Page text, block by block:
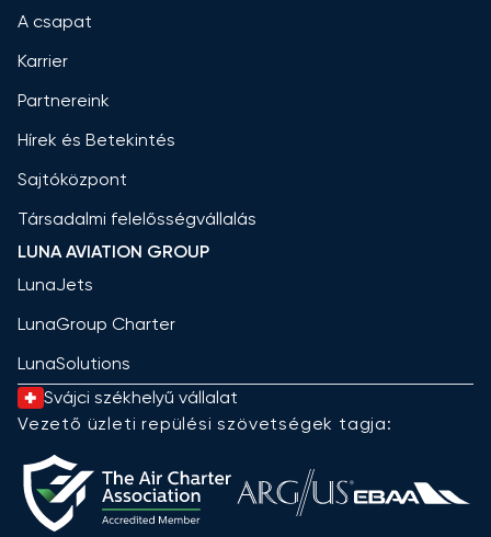
A csapat
Karrier
Partnereink
Hírek és Betekintés
Sajtóközpont
Társadalmi felelősségvállalás
LUNA AVIATION GROUP
LunaJets
LunaGroup Charter
LunaSolutions
Svájci székhelyű vállalat
Vezető üzleti repülési szövetségek tagja: